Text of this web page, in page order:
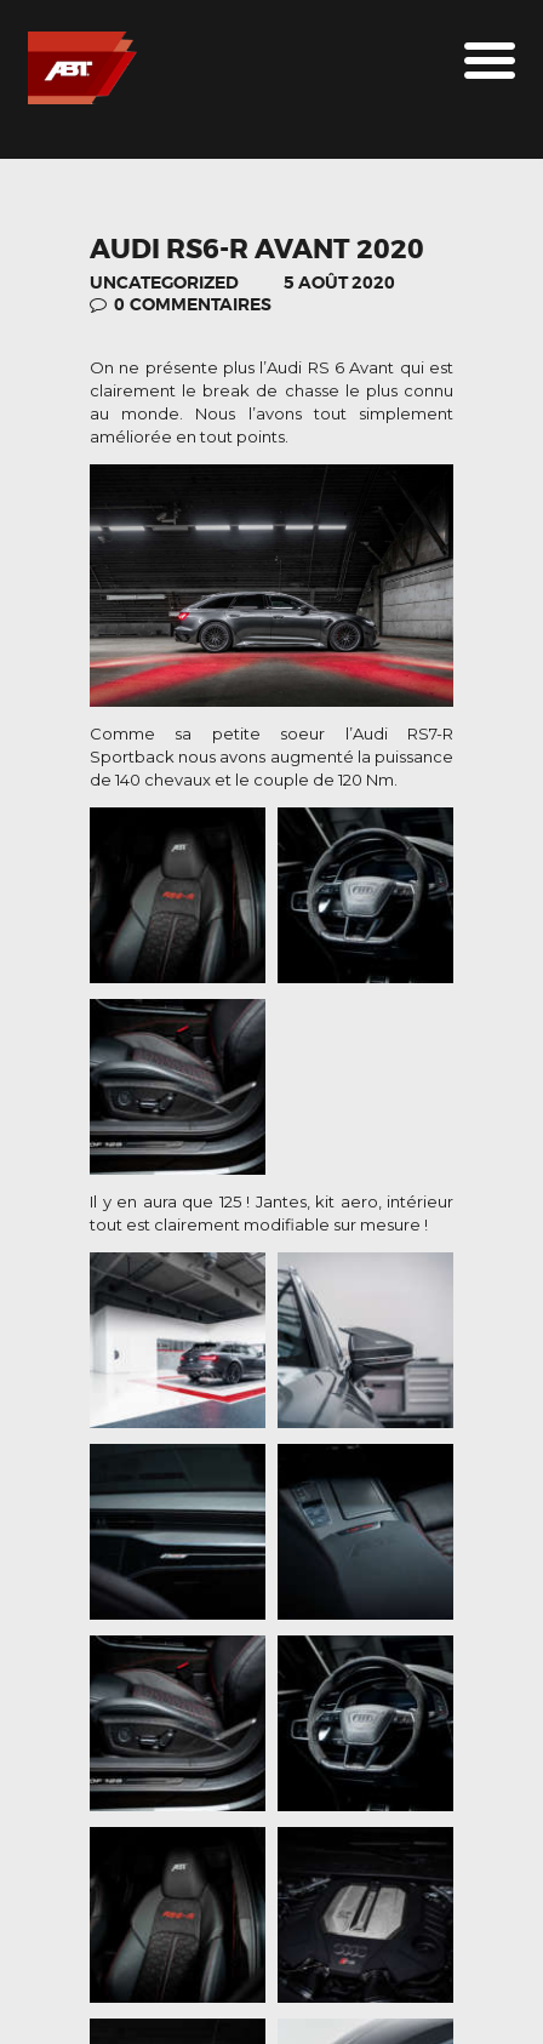
ABT SPORTSLINE FRANCE
MARQUES
ABT
CONTACT
AUDI RS6-R AVANT 2020
UNCATEGORIZED
5 AOÛT 2020
0 COMMENTAIRES
On ne présente plus l’Audi RS 6 Avant qui est
clairement le break de chasse le plus connu
au monde. Nous l’avons tout simplement
améliorée en tout points.
Comme sa petite soeur l’Audi RS7-R
Sportback nous avons augmenté la puissance
de 140 chevaux et le couple de 120 Nm.
Il y en aura que 125 ! Jantes, kit aero, intérieur
tout est clairement modifiable sur mesure !